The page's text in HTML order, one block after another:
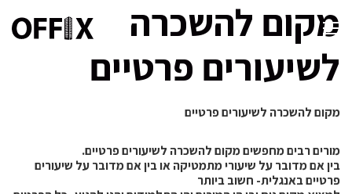
מקום להשכרה
לשיעורים פרטיים
מקום להשכרה לשיעורים פרטיים
מורים רבים מחפשים מקום להשכרה לשיעורים פרטיים.
בין אם מדובר על שיעורי מתמטיקה או בין אם מדובר על שיעורים
פרטיים באנגלית- חשוב ביותר